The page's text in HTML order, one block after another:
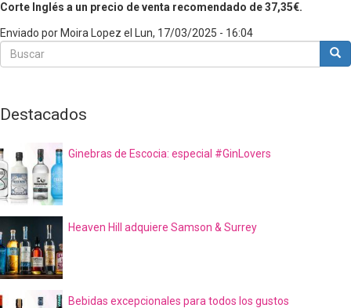
Corte Inglés a un precio de venta recomendado de 37,35€.
Enviado por Moira Lopez el Lun, 17/03/2025 - 16:04
Buscar
Buscar
Destacados
Ginebras de Escocia: especial #GinLovers
Heaven Hill adquiere Samson & Surrey
Bebidas excepcionales para todos los gustos